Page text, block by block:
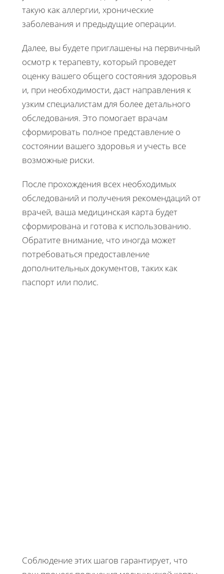
такую как аллергии, хронические
заболевания и предыдущие операции.
Далее, вы будете приглашены на первичный
осмотр к терапевту, который проведет
оценку вашего общего состояния здоровья
и, при необходимости, даст направления к
узким специалистам для более детального
обследования. Это помогает врачам
сформировать полное представление о
состоянии вашего здоровья и учесть все
возможные риски.
После прохождения всех необходимых
обследований и получения рекомендаций от
врачей, ваша медицинская карта будет
сформирована и готова к использованию.
Обратите внимание, что иногда может
потребоваться предоставление
дополнительных документов, таких как
паспорт или полис.
Соблюдение этих шагов гарантирует, что